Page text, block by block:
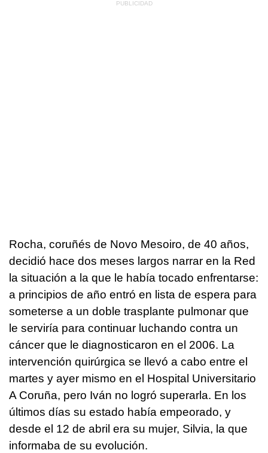
Rocha, coruñés de Novo Mesoiro, de 40 años,
decidió hace dos meses largos narrar en la Red
la situación a la que le había tocado enfrentarse:
a principios de año entró en lista de espera para
someterse a un doble trasplante pulmonar que
le serviría para continuar luchando contra un
cáncer que le diagnosticaron en el 2006. La
intervención quirúrgica se llevó a cabo entre el
martes y ayer mismo en el Hospital Universitario
A Coruña, pero Iván no logró superarla. En los
últimos días su estado había empeorado, y
desde el 12 de abril era su mujer, Silvia, la que
informaba de su evolución.